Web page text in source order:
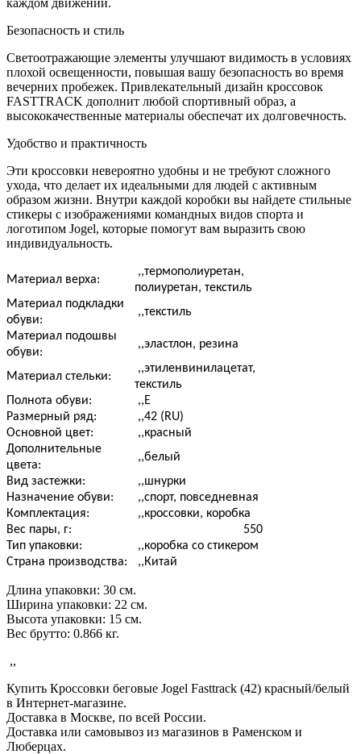
Безопасность и стиль
Светоотражающие элементы улучшают видимость в условиях
плохой освещенности, повышая вашу безопасность во время
вечерних пробежек. Привлекательный дизайн кроссовок
FASTTRACK дополнит любой спортивный образ, а
высококачественные материалы обеспечат их долговечность.
Удобство и практичность
Эти кроссовки невероятно удобны и не требуют сложного
ухода, что делает их идеальными для людей с активным
образом жизни. Внутри каждой коробки вы найдете стильные
стикеры с изображениями командных видов спорта и
логотипом Jogel, которые помогут вам выразить свою
индивидуальность.
Материал верха:
,,термополиуретан,
полиуретан, текстиль
Материал подкладки
обуви:
,,текстиль
Материал подошвы
обуви:
,,эластлон, резина
Материал стельки:
,,этиленвинилацетат,
текстиль
Полнота обуви:
,,Е
Размерный ряд:
,,42 (RU)
Основной цвет:
,,красный
Дополнительные
цвета:
,,белый
Вид застежки:
,,шнурки
Назначение обуви:
,,спорт, повседневная
Комплектация:
,,кроссовки, коробка
Вес пары, г:
550
Тип упаковки:
,,коробка со стикером
Страна производства:
,,Китай
Длина упаковки: 30 см.
Ширина упаковки: 22 см.
Высота упаковки: 15 см.
Вес брутто: 0.866 кг.
,,
Купить Кроссовки беговые Jogel Fasttrack (42) красный/белый
в Интернет-магазине.
Доставка в Москве, по всей России.
Доставка или самовывоз из магазинов в Раменском и
Люберцах.